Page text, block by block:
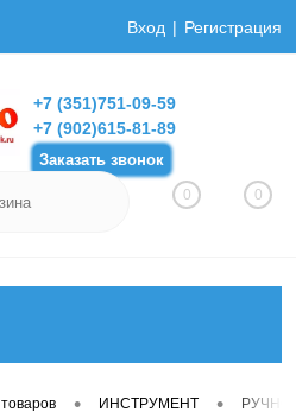
Вход Регистрация
+7 (351)751-09-59
+7 (902)615-81-89
Заказать звонок
0 0
• ИНСТРУМЕНТ •